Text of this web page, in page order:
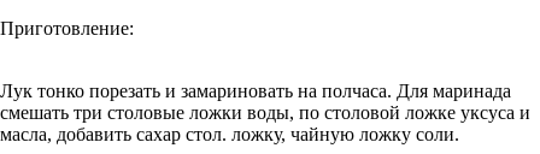
Приготовление:
Лук тонко порезать и замариновать на полчаса. Для маринада
смешать три столовые ложки воды, по столовой ложке уксуса и
масла, добавить сахар стол. ложку, чайную ложку соли.